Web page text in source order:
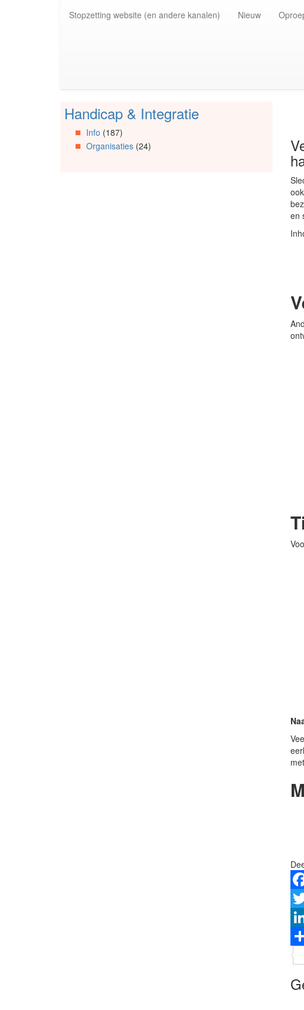
Stopzetting website (en andere kanalen) Nieuw
Spring
Artikels
Spring
Handicap & Integratie
Info (187)
Organisaties(24)
en